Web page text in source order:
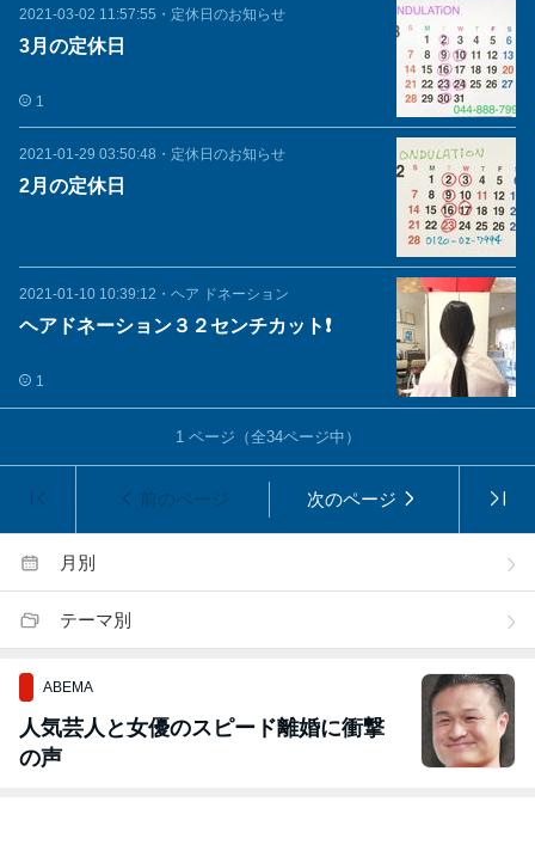
2021-03-02 11:57:55 ・ 定休日のお知らせ
3月の定休日
1
2021-01-29 03:50:48 ・ 定休日のお知らせ
2月の定休日
2021-01-10 10:39:12 ・ ヘア ドネーション
ヘアドネーション３２センチカット❗️
1
1ページ（全34ページ中）
前のページ 次のページ
月別
テーマ別
ABEMA
人気芸人と女優のスピード離婚に衝撃
の声